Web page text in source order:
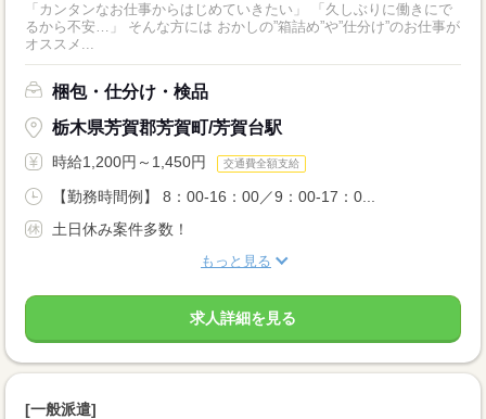
「カンタンなお仕事からはじめていきたい」 「久しぶりに働きにで
るから不安…」 そんな方には おかしの”箱詰め”や”仕分け”のお仕事が
オススメ...
梱包・仕分け・検品
栃木県芳賀郡芳賀町/芳賀台駅
時給1,200円～1,450円 交通費全額支給
【勤務時間例】 8：00-16：00／9：00-17：0...
土日休み案件多数！
もっと見る
求人詳細を見る
[一般派遣]